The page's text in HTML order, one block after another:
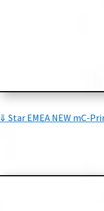
⇓ Star EMEA NEW mC-